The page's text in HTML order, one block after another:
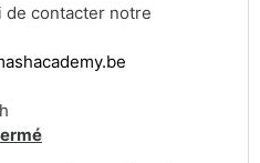
de contacter notre